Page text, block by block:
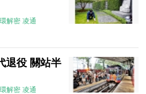
解密 凌通
退役 關站半
解密 凌通